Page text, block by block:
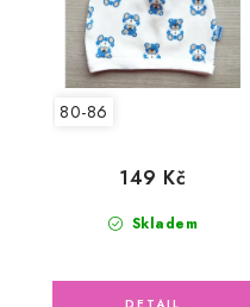
80-86
Skladem
149 Kč